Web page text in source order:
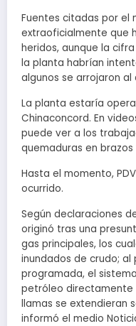
Fuentes citadas por el
extraoficialmente que
heridos, aunque la
la planta habrían
algunos se arrojaron
La planta estaría
Chinaconcord. En
puede ver a los
quemaduras en brazos
Hasta el momento,
ocurrido.
Según declaraciones
originó tras una
gas principales, los
inundados de crudo;
programada, el
petróleo directamente
llamas se extendieran
informó el medio